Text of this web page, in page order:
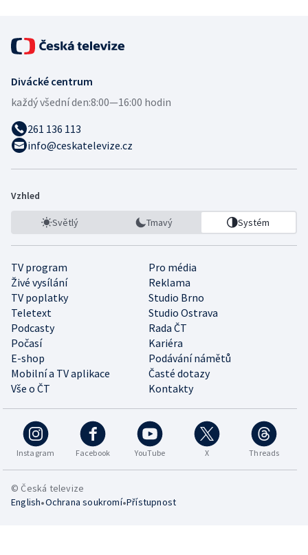
Divácké centrum
každý všední den:8:00—16:00 hodin
261 136 113
info@ceskatelevize.cz
Vzhled
Světlý Tmavý Systém
TV program
Pro média
Živé vysílání
Reklama
TV poplatky
Studio Brno
Teletext
Studio Ostrava
Podcasty
Rada ČT
Počasí
Kariéra
E-shop
Podávání námětů
Mobilní a TV aplikace
Časté dotazy
Vše o ČT
Kontakty
Instagram Facebook YouTube X Threads
© Česká televize
English•Ochrana soukromí•Přístupnost